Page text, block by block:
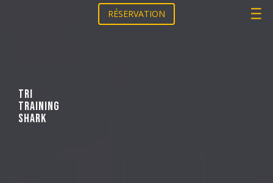
TRI
TRAINING
SHARK
RÉSERVATION
____
____
____